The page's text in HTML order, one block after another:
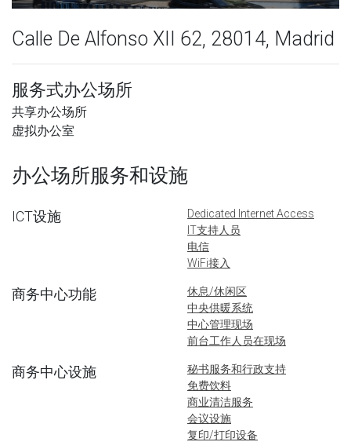
Calle De Alfonso XII 62, 28014, Madrid
服务式办公场所
共享办公场所
虚拟办公室
办公场所服务和设施
ICT设施
Dedicated Internet Access
IT支持人员
电信
WiFi接入
商务中心功能
休息/休闲区
中央供暖系统
中心管理现场
前台工作人员在现场
商务中心设施
秘书服务和行政支持
免费饮料
商业清洁服务
会议设施
复印/打印设备